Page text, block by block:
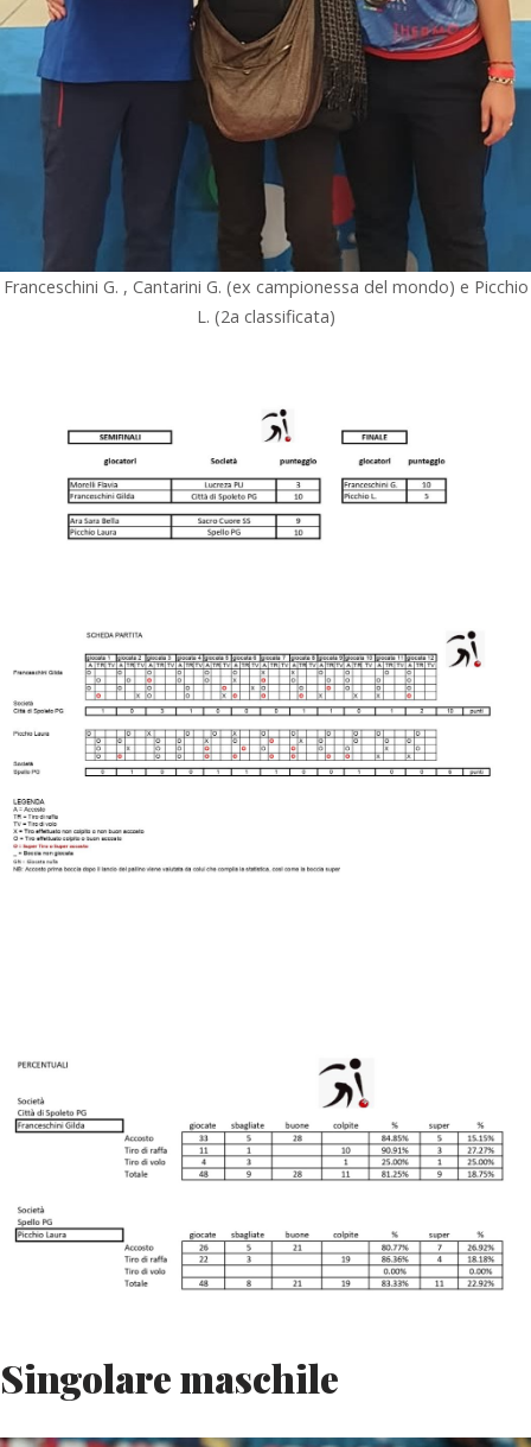
Franceschini G. , Cantarini G. (ex campionessa del mondo) e Picchio
L. (2a classificata)
Singolare maschile